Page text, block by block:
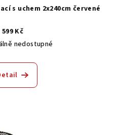
s uchem 2x240cm červené
599 Kč
nedostupné